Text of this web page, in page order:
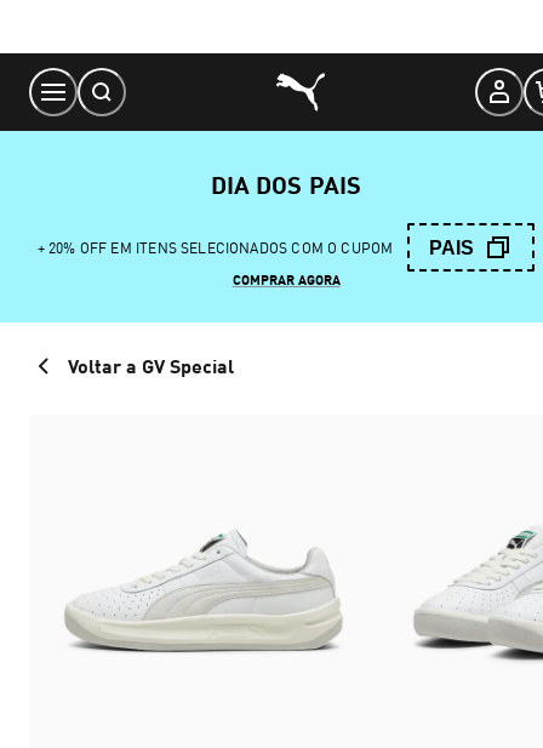
Content
DIA DOS PAIS
+ 20% OFF EM ITENS SELECIONADOS COM O CUPOM PAIS
COMPRAR AGORA
Voltar a GV Special